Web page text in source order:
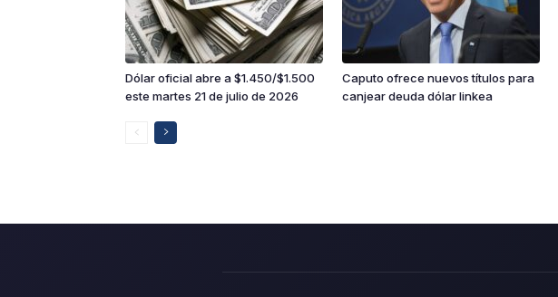
Dólar oficial abre a $1.450/$1.500
este martes 21 de julio de 2026
Caputo ofrece nuevos títulos para
canjear deuda dólar linkea